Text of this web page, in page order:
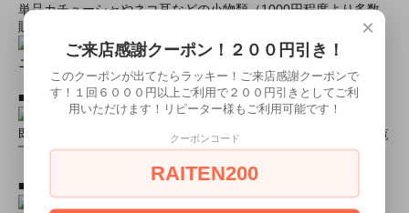
単品カチューシャやネコ耳などの小物類（1000円程度より多数
販売中）
ニーハイソックス、タイツなど（500円より多数販売中！）
■すぐに商品が欲しい！！という方■
即日配達商品一覧がございますので、よろしければそちらをご覧
下さいませ。
■とにかく安くて高品質な商品が欲しい！という方■
×
ご来店感謝クーポン！２００円引き！
このクーポンが出てたらラッキー！ご来店感謝クーポンで
す！１回６０００円以上ご利用で２００円引きとしてご利
用いただけます！リピーター様もご利用可能です！
クーポンコード
RAITEN200